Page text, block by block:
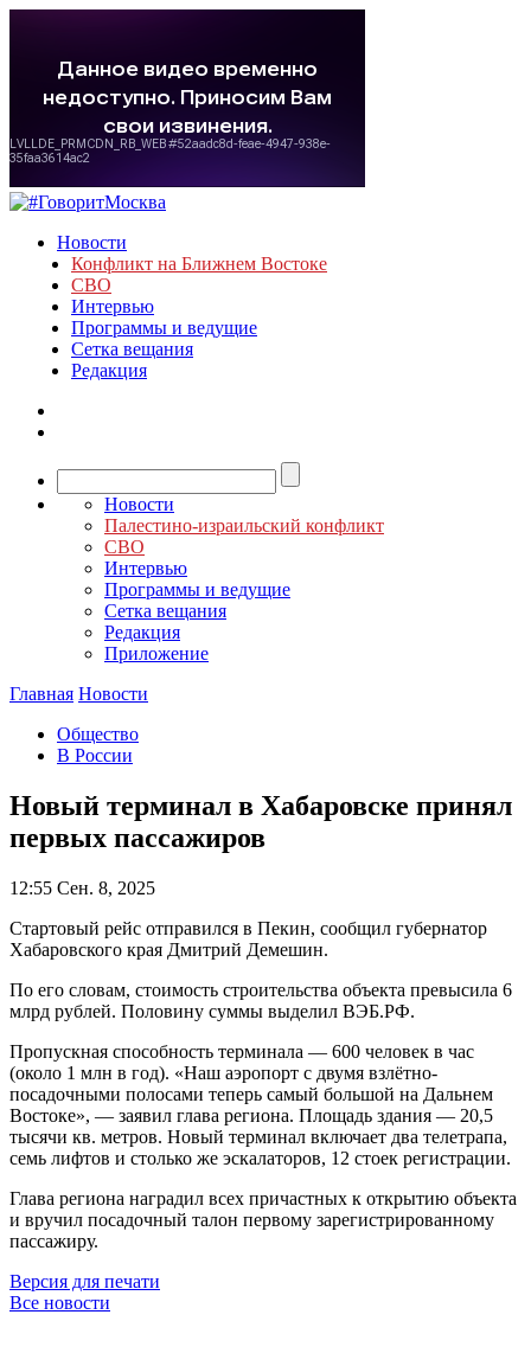
Новости
Конфликт на Ближнем Востоке
СВО
Интервью
Программы и ведущие
Сетка вещания
Редакция
Новости
Палестино-израильский конфликт
СВО
Интервью
Программы и ведущие
Сетка вещания
Редакция
Приложение
Главная Новости
Общество
В России
Новый терминал в Хабаровске принял
первых пассажиров
12:55 Сен. 8, 2025
Стартовый рейс отправился в Пекин, сообщил губернатор
Хабаровского края Дмитрий Демешин.
По его словам, стоимость строительства объекта превысила 6
млрд рублей. Половину суммы выделил ВЭБ.РФ.
Пропускная способность терминала — 600 человек в час
(около 1 млн в год). «Наш аэропорт с двумя взлётно-
посадочными полосами теперь самый большой на Дальнем
Востоке», — заявил глава региона. Площадь здания — 20,5
тысячи кв. метров. Новый терминал включает два телетрапа,
семь лифтов и столько же эскалаторов, 12 стоек регистрации.
Глава региона наградил всех причастных к открытию объекта
и вручил посадочный талон первому зарегистрированному
пассажиру.
Версия для печати
Все новости